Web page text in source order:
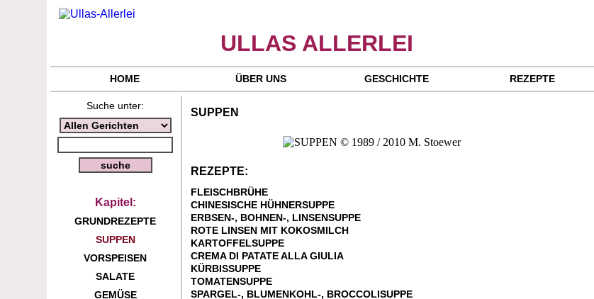
ULLAS ALLERLEI
HOME ÜBER UNS GESCHICHTE REZEPTE
Suche unter:
Kapitel:
GRUNDREZEPTE
SUPPEN
VORSPEISEN
SALATE
GEMÜSE
SUPPEN
REZEPTE:
FLEISCHBRÜHE
CHINESISCHE HÜHNERSUPPE
ERBSEN-, BOHNEN-, LINSENSUPPE
ROTE LINSEN MIT KOKOSMILCH
KARTOFFELSUPPE
CREMA DI PATATE ALLA GIULIA
KÜRBISSUPPE
TOMATENSUPPE
SPARGEL-, BLUMENKOHL-, BROCCOLISUPPE